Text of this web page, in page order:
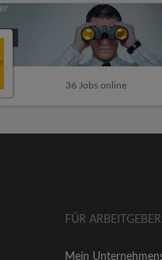
36 Jobs online
FÜR ARBEITGEBER
Mein